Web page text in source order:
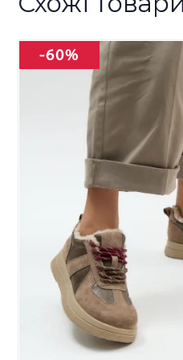
-60%